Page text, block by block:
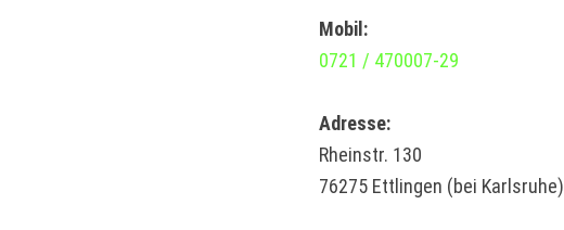
Mobil:
0721 / 470007-29
Adresse:
Rheinstr. 130
76275 Ettlingen (bei Karlsruhe)